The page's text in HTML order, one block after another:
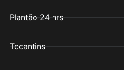
Plantão 24 hrs
Tocantins